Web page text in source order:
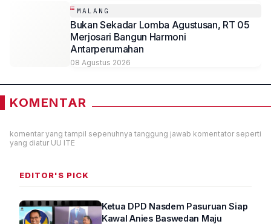
MALANG
Bukan Sekadar Lomba Agustusan, RT 05
Merjosari Bangun Harmoni
Antarperumahan
08 Agustus 2026
KOMENTAR
komentar yang tampil sepenuhnya tanggung jawab komentator seperti
yang diatur UU ITE
EDITOR'S PICK
Ketua DPD Nasdem Pasuruan Siap
Kawal Anies Baswedan Maju